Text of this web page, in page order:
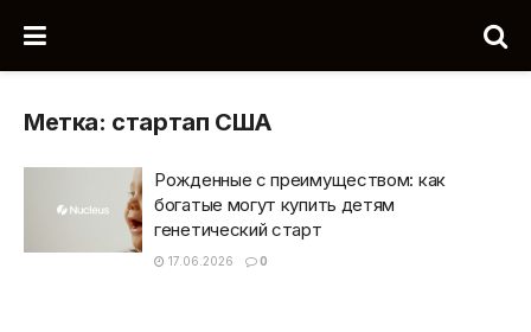
Метка: стартап США
Рожденные с преимуществом: как
богатые могут купить детям
генетический старт
17.06.2026 0